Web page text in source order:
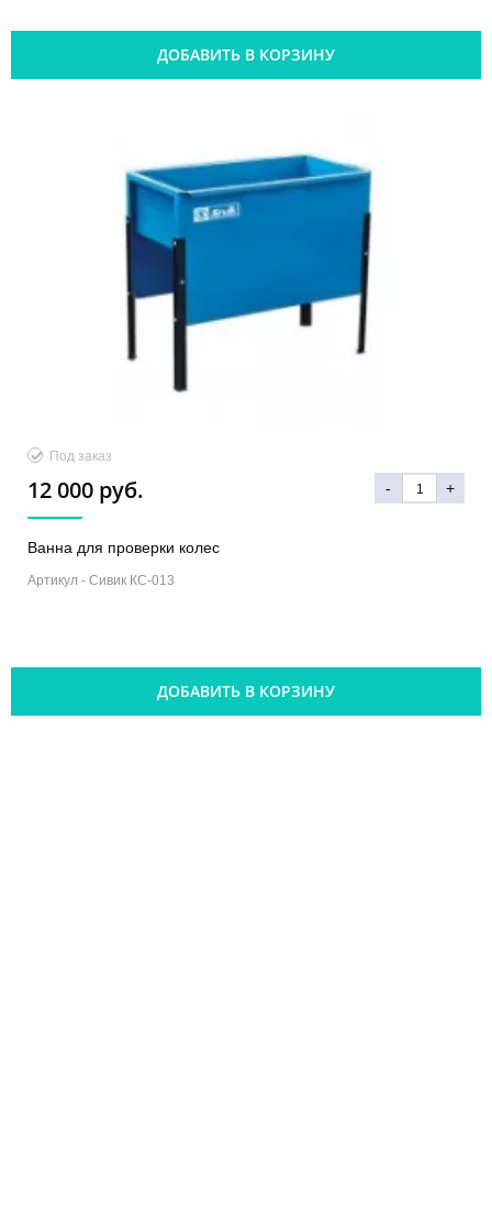
ДОБАВИТЬ В КОРЗИНУ
Под заказ
12 000 руб. - +
Ванна для проверки колес
Артикул - Сивик КС-013
ДОБАВИТЬ В КОРЗИНУ